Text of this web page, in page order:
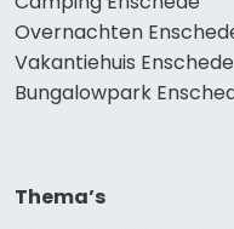
Overnachten
Vakantiehuis Enschede
Bungalowpark
Thema’s